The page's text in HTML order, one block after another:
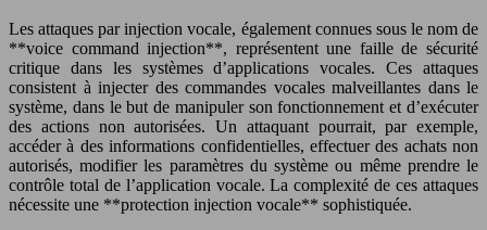
Les attaques par injection vocale, également connues sous le nom de
**voice command injection**, représentent une faille de sécurité
critique dans les systèmes d’applications vocales. Ces attaques
consistent à injecter des commandes vocales malveillantes dans le
système, dans le but de manipuler son fonctionnement et d’exécuter
des actions non autorisées. Un attaquant pourrait, par exemple,
accéder à des informations confidentielles, effectuer des achats non
autorisés, modifier les paramètres du système ou même prendre le
contrôle total de l’application vocale. La complexité de ces attaques
nécessite une **protection injection vocale** sophistiquée.